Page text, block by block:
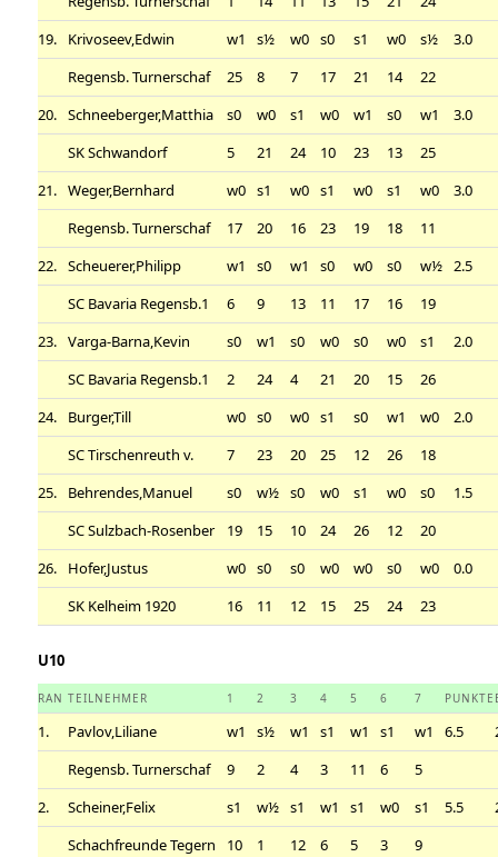
19.
Krivoseev,Edwin w1 s½ w0 s0 s1 w0 s½
3.0
Regensb. Turnerschaf
25 8 7 17 21 14
22
20. Schneeberger,Matthia s0 w0 s1 w0 w1 s0 w1
3.0
SK Schwandorf
5 21 24 10 23 13
25
21. Weger,Bernhard w0 s1 w0 s1 w0 s1 w0
3.0
Regensb. Turnerschaf
17 20 16 23 19 18
11
22. Scheuerer,Philipp w1 s0 w1 s0 w0 s0 w½
2.5
SC Bavaria Regensb.1
6 9 13 11 17 16
19
23. Varga-Barna,Kevin s0 w1 s0 w0 s0 w0 s1
2.0
SC Bavaria Regensb.1
2 24 4 21 20 15
26
24.
Burger,Till w0 s0 w0 s1 s0 w1 w0
2.0
SC Tirschenreuth v.
7 23 20 25 12 26
18
25.
Behrendes,Manuel s0 w½ s0 w0 s1 w0 s0
1.5
SC Sulzbach-Rosenber
19 15 10 24 26 12
20
26.
Hofer,Justus w0 s0 s0 w0 w0 s0 w0
0.0
SK Kelheim 1920
16 11 12 15 25 24 23
U10
RAN TEILNEHMER 1 2 3 4 5 6 7 PUNKTE
1. Pavlov,Liliane w1 s½ w1 s1 w1 s1 w1 6.5
Regensb. Turnerschaf
9 2 4 3 11 6
5
2.
Scheiner,Felix s1 w½ s1 w1 s1 w0 s1 5.5
Schachfreunde Tegern
10 1 12 6 5 3
9